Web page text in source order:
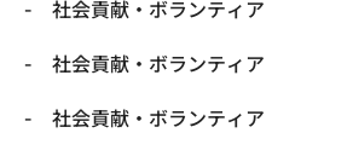
社会貢献・ボランティア
社会貢献・ボランティア
社会貢献・ボランティア